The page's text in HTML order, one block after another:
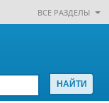
ВСЕ РАЗДЕЛЫ